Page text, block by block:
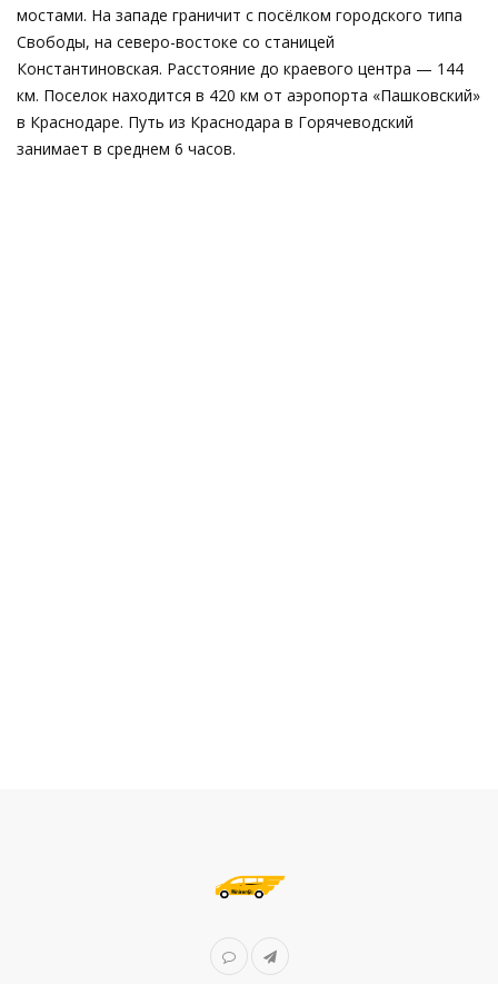
мостами. На западе граничит с посёлком городского типа
Свободы, на северо-востоке со станицей
Константиновская. Расстояние до краевого центра — 144
км. Поселок находится в 420 км от аэропорта «Пашковский»
в Краснодаре. Путь из Краснодара в Горячеводский
занимает в среднем 6 часов.